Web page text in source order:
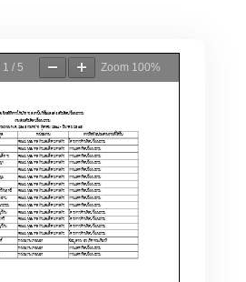
1 / 5 Zoom 100%